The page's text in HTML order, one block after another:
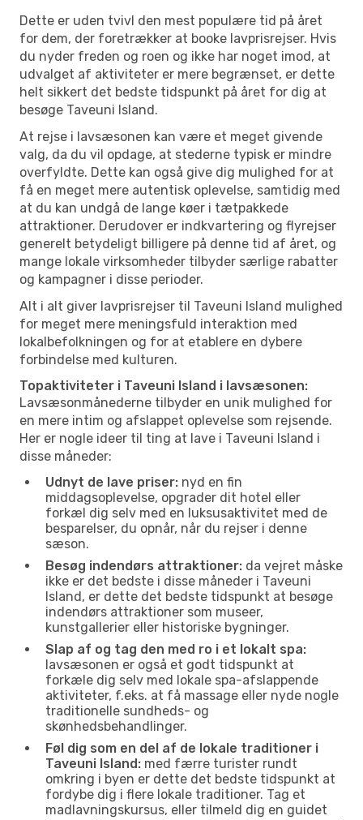
Dette er uden tvivl den mest populære tid på året
for dem, der foretrækker at booke lavprisrejser. Hvis
du nyder freden og roen og ikke har noget imod, at
udvalget af aktiviteter er mere begrænset, er dette
helt sikkert det bedste tidspunkt på året for dig at
besøge Taveuni Island.
At rejse i lavsæsonen kan være et meget givende
valg, da du vil opdage, at stederne typisk er mindre
overfyldte. Dette kan også give dig mulighed for at
få en meget mere autentisk oplevelse, samtidig med
at du kan undgå de lange køer i tætpakkede
attraktioner. Derudover er indkvartering og flyrejser
generelt betydeligt billigere på denne tid af året, og
mange lokale virksomheder tilbyder særlige rabatter
og kampagner i disse perioder.
Alt i alt giver lavprisrejser til Taveuni Island mulighed
for meget mere meningsfuld interaktion med
lokalbefolkningen og for at etablere en dybere
forbindelse med kulturen.
Topaktiviteter i Taveuni Island i lavsæsonen:
Lavsæsonmånederne tilbyder en unik mulighed for
en mere intim og afslappet oplevelse som rejsende.
Her er nogle ideer til ting at lave i Taveuni Island i
disse måneder:
Udnyt de lave priser: nyd en fin
middagsoplevelse, opgrader dit hotel eller
forkæl dig selv med en luksusaktivitet med de
besparelser, du opnår, når du rejser i denne
sæson.
Besøg indendørs attraktioner: da vejret måske
ikke er det bedste i disse måneder i Taveuni
Island, er dette det bedste tidspunkt at besøge
indendørs attraktioner som museer,
kunstgallerier eller historiske bygninger.
Slap af og tag den med ro i et lokalt spa:
lavsæsonen er også et godt tidspunkt at
forkæle dig selv med lokale spa-afslappende
aktiviteter, f.eks. at få massage eller nyde nogle
traditionelle sundheds- og
skønhedsbehandlinger.
Føl dig som en del af de lokale traditioner i
Taveuni Island: med færre turister rundt
omkring i byen er dette det bedste tidspunkt at
fordybe dig i flere lokale traditioner. Tag et
madlavningskursus, eller tilmeld dig en guidet